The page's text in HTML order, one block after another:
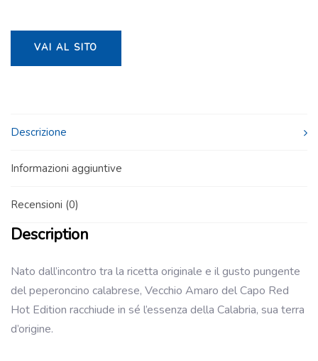
VAI AL SITO
Descrizione
Informazioni aggiuntive
Recensioni (0)
Description
Nato dall’incontro tra la ricetta originale e il gusto pungente
del peperoncino calabrese, Vecchio Amaro del Capo Red
Hot Edition racchiude in sé l’essenza della Calabria, sua terra
d’origine.